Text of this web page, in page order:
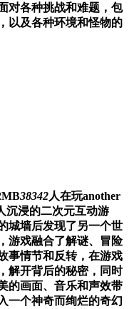
对各种挑战和难题，包
以及各种环境和怪物的
38342人在玩another
沉浸的二次元互动游
城墙后发现了另一个世
游戏融合了解谜、冒险
事情节和反转，在游戏
解开背后的秘密，同时
的画面、音乐和声效带
一个神奇而绚烂的奇幻